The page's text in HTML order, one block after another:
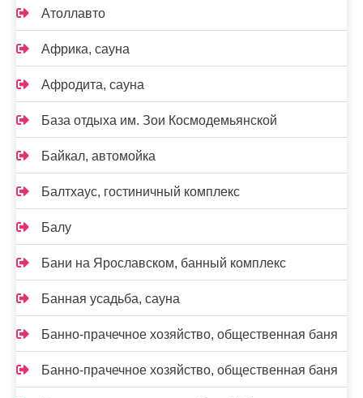
Атоллавто
Африка, сауна
Афродита, сауна
База отдыха им. Зои Космодемьянской
Байкал, автомойка
Балтхаус, гостиничный комплекс
Балу
Бани на Ярославском, банный комплекс
Банная усадьба, сауна
Банно-прачечное хозяйство, общественная баня
Банно-прачечное хозяйство, общественная баня